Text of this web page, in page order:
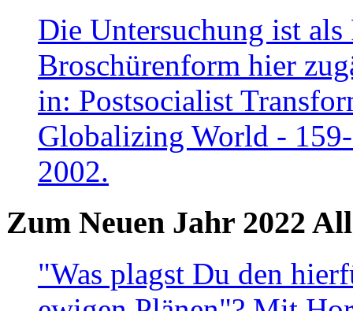
Die Untersuchung ist
Broschürenform hier
in: Postsocialist
Globalizing World -
2002.
Zum Neuen Jahr 2022
"Was plagst Du den